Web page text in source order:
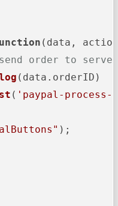
( data,
send order to server
(data. orderID )
( 'paypal-
);